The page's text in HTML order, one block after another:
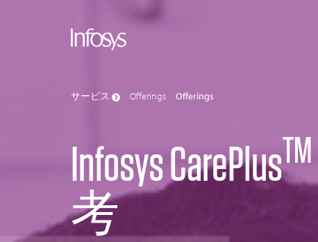
サービス Offerings Offerings
Infosys CarePlusTM
考